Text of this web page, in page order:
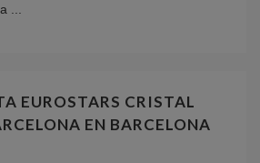
...
EUROSTARS CRISTAL
EN BARCELONA